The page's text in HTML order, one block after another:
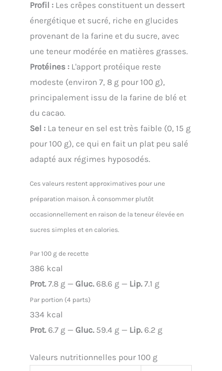
Profil : Les crêpes constituent un dessert
énergétique et sucré, riche en glucides
provenant de la farine et du sucre, avec
une teneur modérée en matières grasses.
Protéines : L'apport protéique reste
modeste (environ 7, 8 g pour 100 g),
principalement issu de la farine de blé et
du cacao.
Sel : La teneur en sel est très faible (0, 15 g
pour 100 g), ce qui en fait un plat peu salé
adapté aux régimes hyposodés.
Ces valeurs restent approximatives pour une
préparation maison. À consommer plutôt
occasionnellement en raison de la teneur élevée en
sucres simples et en calories.
Par 100 g de recette
386 kcal
Prot. 7.8 g — Gluc. 68.6 g — Lip. 7.1 g
Par portion (4 parts)
334 kcal
Prot. 6.7 g — Gluc. 59.4 g — Lip. 6.2 g
Valeurs nutritionnelles pour 100 g